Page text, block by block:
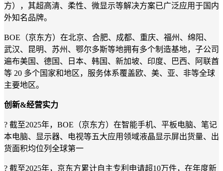
方），其超高清、柔性、微显示等解决方案已广泛应用于国内
外知名品牌。
BOE（京东方）在北京、合肥、成都、重庆、福州、绵阳、
武汉、昆明、苏州、鄂尔多斯等地拥有多个制造基地，子公司
遍布美国、德国、日本、韩国、新加坡、印度、巴西、阿联酋
等 20 多个国家和地区，服务体系覆盖欧、美、亚、非等全球
主要地区。
创新&经营实力
? 截至2025年，BOE（京东方）在智能手机、平板电脑、笔记
本电脑、显示器、电视等五大应用领域液晶显示屏出货量、出
货面积均位列全球第一
? 截至2025年，京东方累计自主专利申请超10万件，在年度新